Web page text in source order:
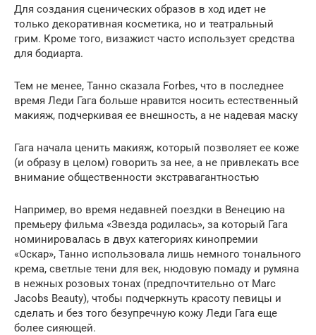
Для создания сценических образов в ход идет не
только декоративная косметика, но и театральный
грим. Кроме того, визажист часто использует средства
для бодиарта.
Тем не менее, Танно сказала Forbes, что в последнее
время Леди Гага больше нравится носить естественный
макияж, подчеркивая ее внешность, а не надевая маску
Гага начала ценить макияж, который позволяет ее коже
(и образу в целом) говорить за нее, а не привлекать все
внимание общественности экстравагантностью
Например, во время недавней поездки в Венецию на
премьеру фильма «Звезда родилась», за который Гага
номинировалась в двух категориях кинопремии
«Оскар», Танно использовала лишь немного тонального
крема, светлые тени для век, нюдовую помаду и румяна
в нежных розовых тонах (предпочтительно от Marc
Jacobs Beauty), чтобы подчеркнуть красоту певицы и
сделать и без того безупречную кожу Леди Гага еще
более сияющей.